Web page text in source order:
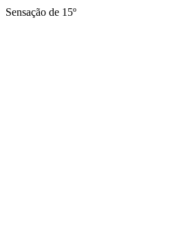
Sensação de 15º